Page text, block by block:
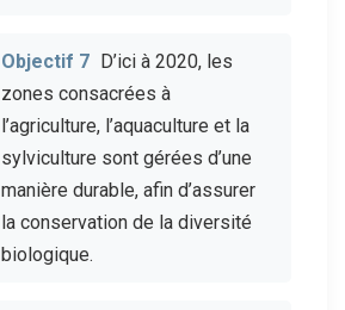
Objectif 7 D’ici à 2020, les
zones consacrées à
l’agriculture, l’aquaculture et la
sylviculture sont gérées d’une
manière durable, afin d’assurer
la conservation de la diversité
biologique.